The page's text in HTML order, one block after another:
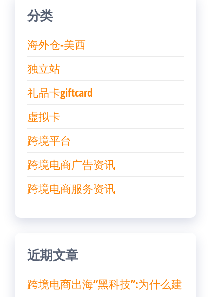
分类
海外仓-美西
独立站
礼品卡giftcard
虚拟卡
跨境平台
跨境电商广告资讯
跨境电商服务资讯
近期文章
跨境电商出海“黑科技”:为什么建